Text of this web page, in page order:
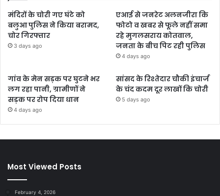
मंदिरों के चोरी गए घंटे को
बलुआ पुलिस ने किया बरामद,
चोर गिरफ्तार
3 days ago
एआई से जनरेट अलनजीरा कि
फोटो व खबर से फूले नहीं समा
रहे मुगलसराय कोतवाल,
जनता के बीच पिट रही पुलिस
4 days ago
गांव के मेन सड़क पर घुटने भर
लग रहा पानी, ग्रामीणों ने
सड़क पर रोप दिया धान
4 days ago
सांसद के रिश्तेदार चौकी इंचार्ज
के चंद कदम दूर लाखों कि चोरी
5 days ago
Most Viewed Posts
February 4, 2026